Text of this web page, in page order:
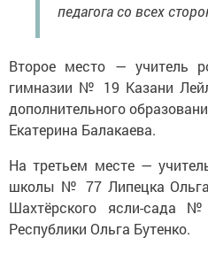
педагога со всех
Второе место — учитель
гимназии № 19 Казани
дополнительного
Екатерина Балакаева.
На третьем месте —
школы № 77 Липецка Ольга
Шахтёрского ясли-сада
Республики Ольга Бутенко.